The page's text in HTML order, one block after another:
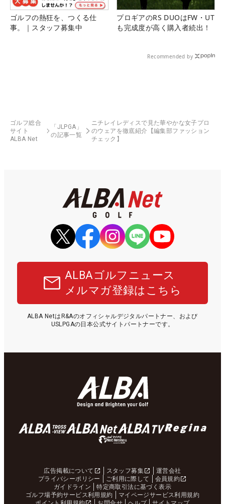
ゴルフの熱狂を、つくる仕
事。｜スタッフ募集中
プロギアのRS DUOはFW・UT
も完成度が高く購入者続出！
Recommended by
ゴルフ総合
サイト
ALBA Net
「JLPGA」
の記事一覧
ニチレイレディスで見た華やかな女子プロ
のウェアを徹底紹介【編集部ファッション
チェック】
ALBAゴルフニュース
メルマガ登録はこちら
ALBA NetはR&Aのオフィシャルデジタルパートナー、および
USLPGAの日本公式サイトパートナーです。
広告掲載について スタッフ募集
運営会社
プライバシーポリシー
ご利用に際して
会員規約
ガイドライン
特定商取引法に基づく表示
ゴルフ場予約サービス利用規約
マイページサービス利用規約